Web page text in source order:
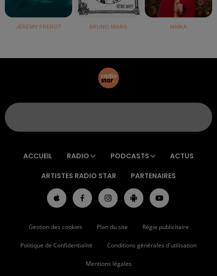
JÉRÉMY FREROT BRUNO MARS NAÏKA
ACCUEIL RADIO PODCASTS ACTUS
ARTISTES RADIO STAR PARTENAIRES
Gestion des cookies Plan du site Régie publicitaire
Politique de Confidentialité Conditions générales d'utilisation
Mentions légales